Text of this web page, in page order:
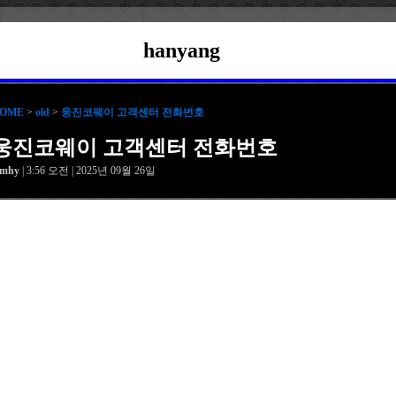
hanyang
> old > 웅진코웨이 고객센터 전화번호
진코웨이 고객센터 전화번호
| 3:56 오전 | 2025년 09월 26일